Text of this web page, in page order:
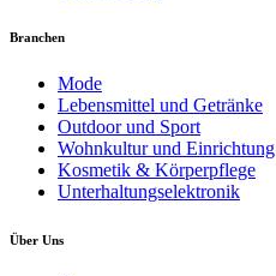
Branchen
Mode
Lebensmittel und Getränke
Outdoor und Sport
Wohnkultur und Einrichtung
Kosmetik & Körperpflege
Unterhaltungselektronik
Über Uns